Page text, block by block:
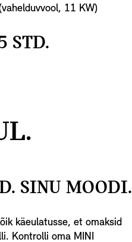
11 KW)
STD.
SINU MOODI.
käeulatusse, et omaksid
Kontrolli oma MINI